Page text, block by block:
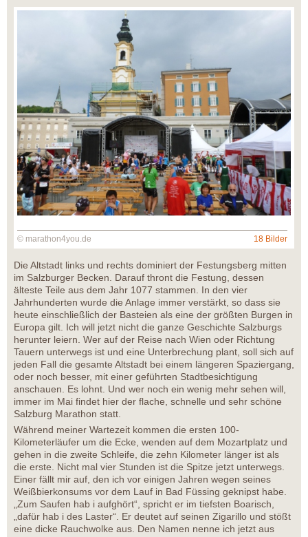
© marathon4you.de 18 Bilder
Die Altstadt links und rechts dominiert der Festungsberg mitten
im Salzburger Becken. Darauf thront die Festung, dessen
älteste Teile aus dem Jahr 1077 stammen. In den vier
Jahrhunderten wurde die Anlage immer verstärkt, so dass sie
heute einschließlich der Basteien als eine der größten Burgen in
Europa gilt. Ich will jetzt nicht die ganze Geschichte Salzburgs
herunter leiern. Wer auf der Reise nach Wien oder Richtung
Tauern unterwegs ist und eine Unterbrechung plant, soll sich auf
jeden Fall die gesamte Altstadt bei einem längeren Spaziergang,
oder noch besser, mit einer geführten Stadtbesichtigung
anschauen. Es lohnt. Und wer noch ein wenig mehr sehen will,
immer im Mai findet hier der flache, schnelle und sehr schöne
Salzburg Marathon statt.
Während meiner Wartezeit kommen die ersten 100-
Kilometerläufer um die Ecke, wenden auf dem Mozartplatz und
gehen in die zweite Schleife, die zehn Kilometer länger ist als
die erste. Nicht mal vier Stunden ist die Spitze jetzt unterwegs.
Einer fällt mir auf, den ich vor einigen Jahren wegen seines
Weißbierkonsums vor dem Lauf in Bad Füssing geknipst habe.
„Zum Saufen hab i aufghört“, spricht er im tiefsten Boarisch,
„dafür hab i des Laster“. Er deutet auf seinen Zigarillo und stößt
eine dicke Rauchwolke aus. Den Namen nenne ich jetzt aus